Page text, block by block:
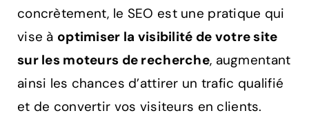
concrètement, le SEO est une pratique qui
vise à optimiser la visibilité de votre site
sur les moteurs de recherche, augmentant
ainsi les chances d’attirer un trafic qualifié
et de convertir vos visiteurs en clients.